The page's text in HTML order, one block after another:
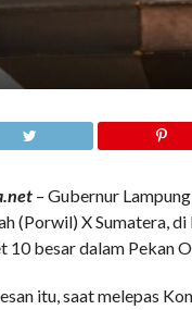
– Gubernur
(Porwil) X Sumatera,
besar dalam Pekan
itu, saat melepas